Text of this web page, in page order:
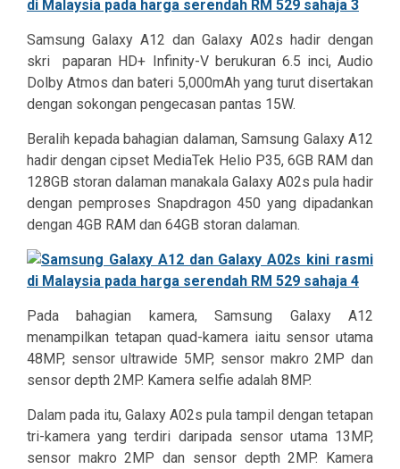
Samsung Galaxy A12 dan Galaxy A02s hadir dengan
skri
paparan HD+ Infinity-V berukuran 6.5 inci, Audio
Dolby Atmos dan bateri 5,000mAh yang turut disertakan
dengan sokongan pengecasan pantas 15W.
Beralih kepada bahagian dalaman, Samsung Galaxy A12
hadir dengan cipset MediaTek Helio P35, 6GB RAM dan
128GB storan dalaman manakala Galaxy A02s pula hadir
dengan pemproses Snapdragon 450 yang dipadankan
dengan 4GB RAM dan 64GB storan dalaman.
Pada bahagian kamera, Samsung Galaxy A12
menampilkan tetapan quad-kamera iaitu sensor utama
48MP, sensor ultrawide 5MP, sensor makro 2MP dan
sensor depth 2MP. Kamera selfie adalah 8MP.
Dalam pada itu, Galaxy A02s pula tampil dengan tetapan
tri-kamera yang terdiri daripada sensor utama 13MP,
sensor makro 2MP dan sensor depth 2MP. Kamera